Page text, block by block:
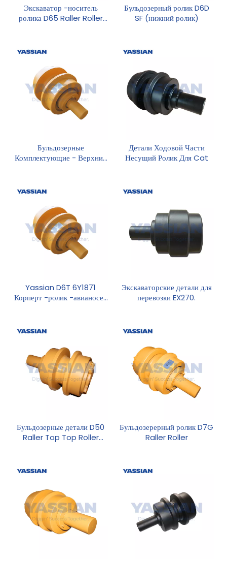
Экскаватор -носитель
ролика D65 Raller Roller
Бульдозерный ролик D6D
SF (нижний ролик)
Бульдозерные
Комплектующие - Верхний
Детали Ходовой Части
Несущий Ролик Для Cat
Yassian D6T 6Y1871
Корперт -ролик -авианосец
Экскаваторские детали для
перевозки EX270.
Бульдозерные детали D50
Raller Top Top Roller
Бульдозерерный ролик D7G
Raller Roller